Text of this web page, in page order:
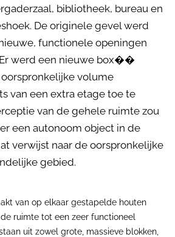
bibliotheek, bureau en
De originele gevel werd
functionele openingen
werd een nieuwe box��
volume
van een extra etage toe te
van de gehele ruimte zou
een autonoom object in de
verwijst naar de oorspronkelijke
gebied.
van op elkaar gestapelde houten
ruimte tot een zeer functioneel
uit zowel grote, massieve blokken,